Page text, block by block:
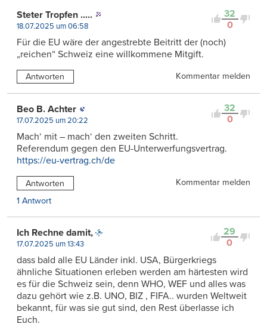
32
0
Steter Tropfen .....
18.07.2025 um 06:58
Für die EU wäre der angestrebte Beitritt der (noch)
„reichen“ Schweiz eine willkommene Mitgift.
Antworten Kommentar melden
32
0
Beo B. Achter
17.07.2025 um 20:22
Mach‘ mit – mach‘ den zweiten Schritt.
Referendum gegen den EU-Unterwerfungsvertrag.
https://eu-vertrag.ch/de
Antworten
Kommentar melden
1 Antwort
29
0
Ich Rechne damit,
17.07.2025 um 13:43
dass bald alle EU Länder inkl. USA, Bürgerkriegs
ähnliche Situationen erleben werden am härtesten wird
es für die Schweiz sein, denn WHO, WEF und alles was
dazu gehört wie z.B. UNO, BIZ , FIFA.. wurden Weltweit
bekannt, für was sie gut sind, den Rest überlasse ich
Euch.